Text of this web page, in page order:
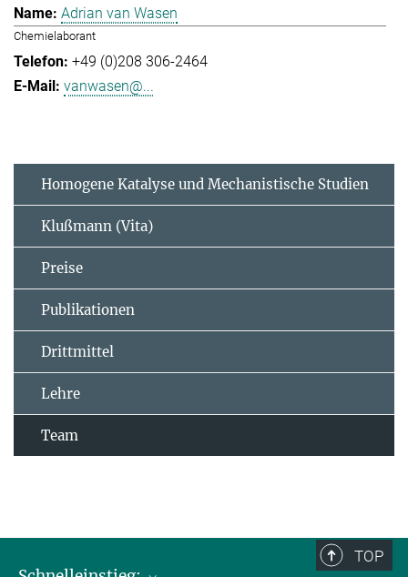
Adrian van Wasen
Chemielaborant
+49 (0)208 306-2464
vanwasen@...
Homogene Katalyse und Mechanistische Studien
Klußmann (Vita)
Preise
Publikationen
Drittmittel
Lehre
Team
TOP